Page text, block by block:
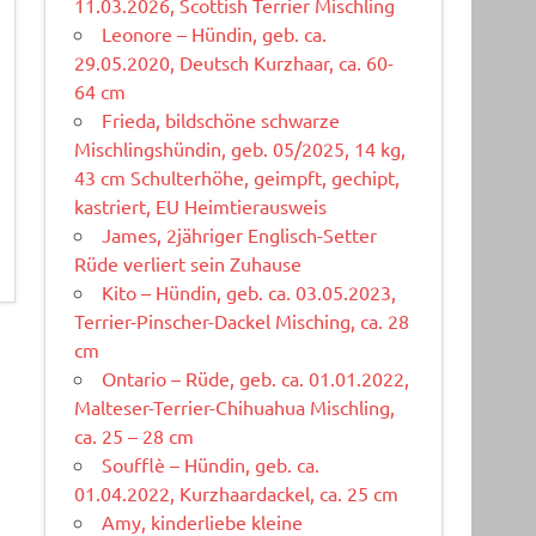
11.03.2026, Scottish Terrier Mischling
Leonore – Hündin, geb. ca.
29.05.2020, Deutsch Kurzhaar, ca. 60-
64 cm
Frieda, bildschöne schwarze
Mischlingshündin, geb. 05/2025, 14 kg,
43 cm Schulterhöhe, geimpft, gechipt,
kastriert, EU Heimtierausweis
James, 2jähriger Englisch-Setter
Rüde verliert sein Zuhause
Kito – Hündin, geb. ca. 03.05.2023,
Terrier-Pinscher-Dackel Misching, ca. 28
cm
Ontario – Rüde, geb. ca. 01.01.2022,
Malteser-Terrier-Chihuahua Mischling,
ca. 25 – 28 cm
Soufflè – Hündin, geb. ca.
01.04.2022, Kurzhaardackel, ca. 25 cm
Amy, kinderliebe kleine